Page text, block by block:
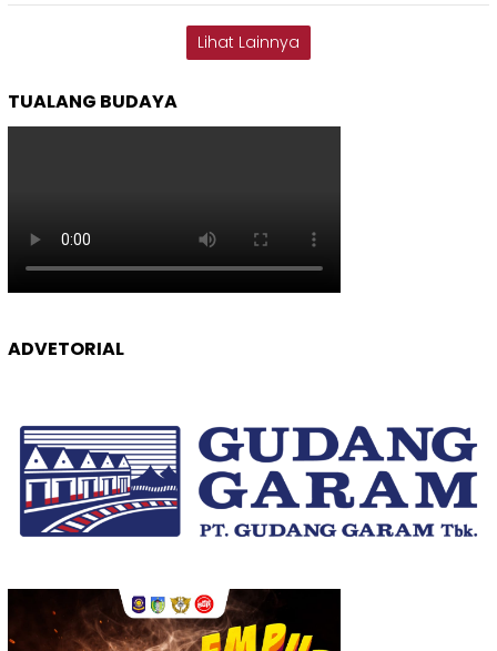
Lihat Lainnya
TUALANG BUDAYA
ADVETORIAL